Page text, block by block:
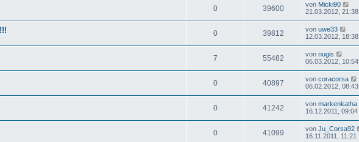
0 39600 von Micki90
21.03.2012, 21:38
0 39812 von uwe33
12.03.2012, 18:38
7 55482 von nugis
06.03.2012, 10:54
0 40897 von coracorsa
06.02.2012, 08:43
0 41242 von markenkatha
16.12.2011, 09:04
0 41099 von Ju_Corsa92
16.11.2011, 11:21